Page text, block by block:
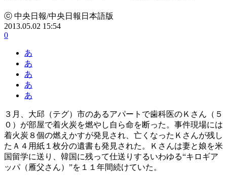
ⓒ 中央日報/中央日報日本語版
2013.05.02 15:54
0
あ
あ
あ
あ
あ
３月、大邱（テグ）市のあるアパートで歯科医のＫさん（５
０）が部屋で着火炭を燃やし自ら命を断った。事件現場には
着火炭８個の燃えかすが発見され、亡くなったＫさんが残し
たＡ４用紙１枚分の遺書も発見された。Ｋさんは妻と娘を米
国留学に送り、韓国に残って仕送りするいわゆる“キロギア
ッパ（雁父さん）”を１１年間続けていた。